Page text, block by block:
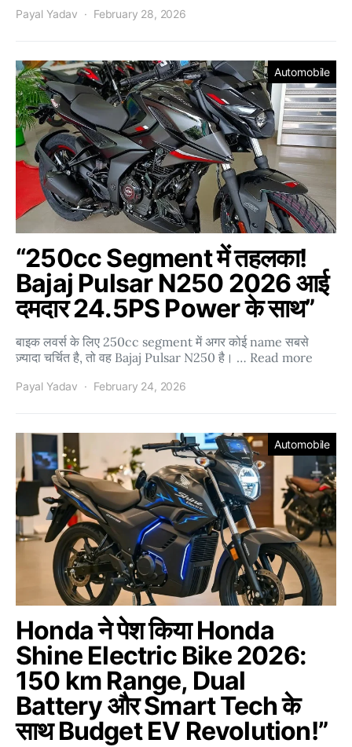
Payal Yadav February 28, 2026
Automobile
“250cc Segment में तहलका!
Bajaj Pulsar N250 2026 आई
दमदार 24.5PS Power के साथ”
बाइक लवर्स के लिए 250cc segment में अगर कोई name सबसे
ज़्यादा चर्चित है, तो वह Bajaj Pulsar N250 है। … Read more
Payal Yadav February 24, 2026
Automobile
Honda ने पेश किया Honda
Shine Electric Bike 2026:
150 km Range, Dual
Battery और Smart Tech के
साथ Budget EV Revolution!”